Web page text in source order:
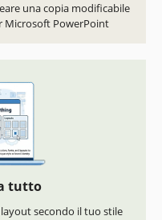
una copia modificabile
Microsoft PowerPoint
tutto
secondo il tuo stile